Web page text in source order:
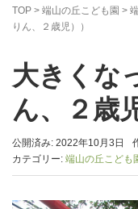
TOP > 端山の丘こども園 >
りん、２歳児））
大きくな
ん、２歳
公開済み: 2022年10月3日
カテゴリー: 端山の丘こども